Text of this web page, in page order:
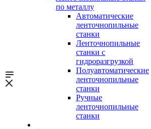
по металлу
Автоматические
ленточнопильные
станки
Ленточнопильные
станки с
гидроразгрузкой
Полуавтоматические
ленточнопильные
станки
Ручные
ленточнопильные
станки